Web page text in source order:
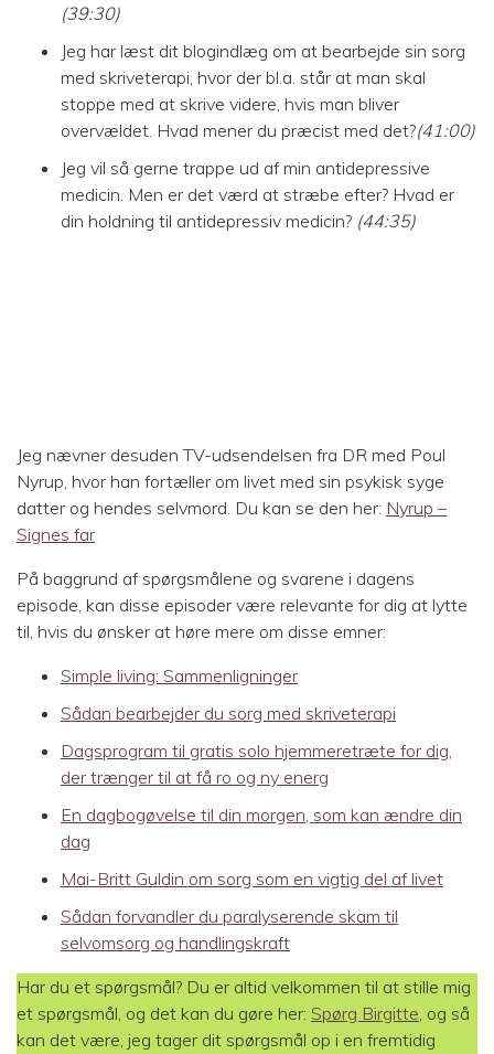
(39:30)
Jeg har læst dit blogindlæg om at bearbejde sin sorg
med skriveterapi, hvor der bl.a. står at man skal
stoppe med at skrive videre, hvis man bliver
overvældet. Hvad mener du præcist med det?(41:00)
Jeg vil så gerne trappe ud af min antidepressive
medicin. Men er det værd at stræbe efter? Hvad er
din holdning til antidepressiv medicin? (44:35)
Jeg nævner desuden TV-udsendelsen fra DR med Poul
Nyrup, hvor han fortæller om livet med sin psykisk syge
datter og hendes selvmord. Du kan se den her: Nyrup –
Signes far
På baggrund af spørgsmålene og svarene i dagens
episode, kan disse episoder være relevante for dig at lytte
til, hvis du ønsker at høre mere om disse emner:
Simple living: Sammenligninger
Sådan bearbejder du sorg med skriveterapi
Dagsprogram til gratis solo hjemmeretræte for dig,
der trænger til at få ro og ny energ
En dagbogøvelse til din morgen, som kan ændre din
dag
Mai-Britt Guldin om sorg som en vigtig del af livet
Sådan forvandler du paralyserende skam til
selvomsorg og handlingskraft
Har du et spørgsmål? Du er altid velkommen til at stille mig
et spørgsmål, og det kan du gøre her: Spørg Birgitte, og så
kan det være, jeg tager dit spørgsmål op i en fremtidig